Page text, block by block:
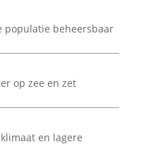
populatie beheersbaar
op zee en zet
en lagere